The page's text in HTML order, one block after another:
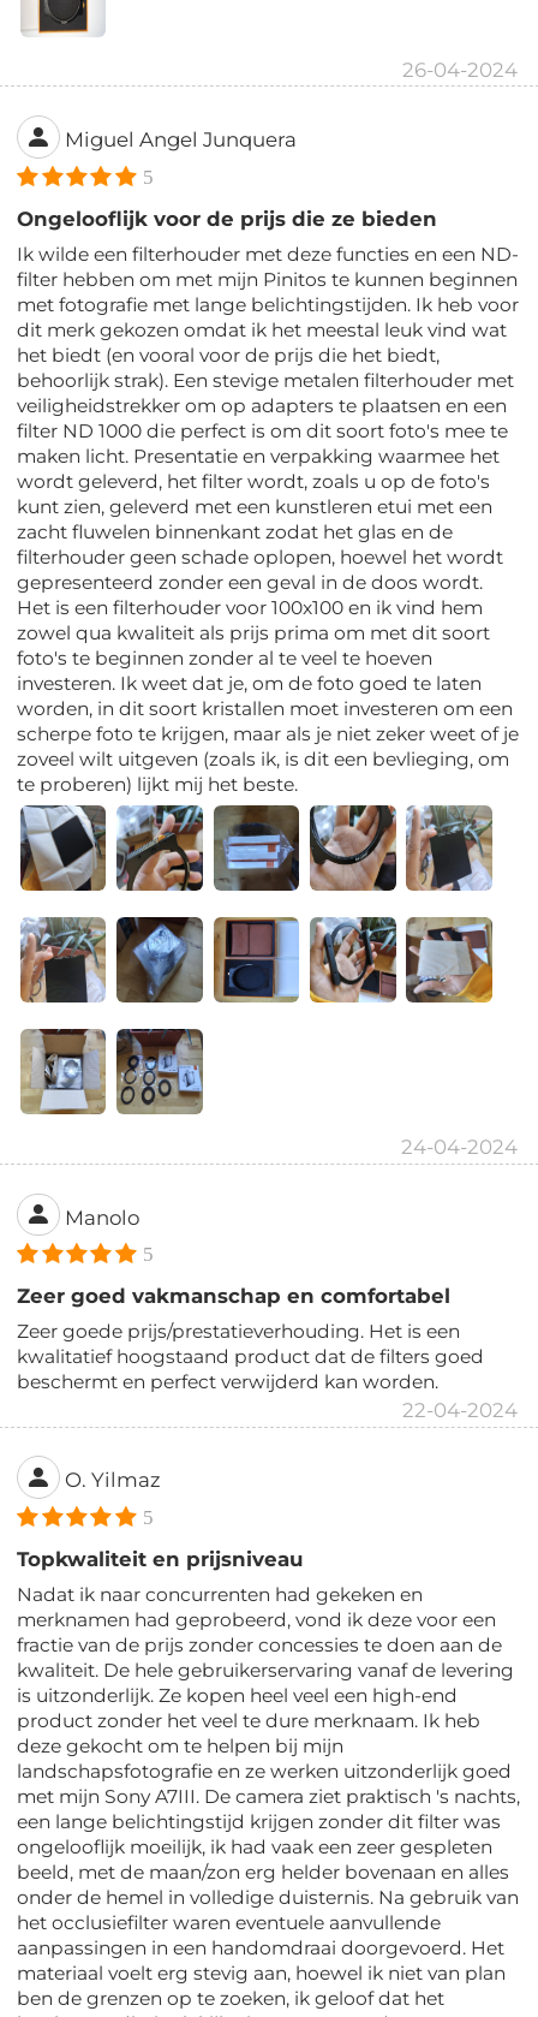
26-04-2024
Miguel Angel Junquera
5
Ongelooflijk voor de prijs die ze bieden
Ik wilde een filterhouder met deze functies en een ND-
filter hebben om met mijn Pinitos te kunnen beginnen
met fotografie met lange belichtingstijden. Ik heb voor
dit merk gekozen omdat ik het meestal leuk vind wat
het biedt (en vooral voor de prijs die het biedt,
behoorlijk strak). Een stevige metalen filterhouder met
veiligheidstrekker om op adapters te plaatsen en een
filter ND 1000 die perfect is om dit soort foto's mee te
maken licht. Presentatie en verpakking waarmee het
wordt geleverd, het filter wordt, zoals u op de foto's
kunt zien, geleverd met een kunstleren etui met een
zacht fluwelen binnenkant zodat het glas en de
filterhouder geen schade oplopen, hoewel het wordt
gepresenteerd zonder een geval in de doos wordt.
Het is een filterhouder voor 100x100 en ik vind hem
zowel qua kwaliteit als prijs prima om met dit soort
foto's te beginnen zonder al te veel te hoeven
investeren. Ik weet dat je, om de foto goed te laten
worden, in dit soort kristallen moet investeren om een
scherpe foto te krijgen, maar als je niet zeker weet of je
zoveel wilt uitgeven (zoals ik, is dit een bevlieging, om
te proberen) lijkt mij het beste.
24-04-2024
Manolo
5
Zeer goed vakmanschap en comfortabel
Zeer goede prijs/prestatieverhouding. Het is een
kwalitatief hoogstaand product dat de filters goed
beschermt en perfect verwijderd kan worden.
22-04-2024
O. Yilmaz
5
Topkwaliteit en prijsniveau
Nadat ik naar concurrenten had gekeken en
merknamen had geprobeerd, vond ik deze voor een
fractie van de prijs zonder concessies te doen aan de
kwaliteit. De hele gebruikerservaring vanaf de levering
is uitzonderlijk. Ze kopen heel veel een high-end
product zonder het veel te dure merknaam. Ik heb
deze gekocht om te helpen bij mijn
landschapsfotografie en ze werken uitzonderlijk goed
met mijn Sony A7III. De camera ziet praktisch 's nachts,
een lange belichtingstijd krijgen zonder dit filter was
ongelooflijk moeilijk, ik had vaak een zeer gespleten
beeld, met de maan/zon erg helder bovenaan en alles
onder de hemel in volledige duisternis. Na gebruik van
het occlusiefilter waren eventuele aanvullende
aanpassingen in een handomdraai doorgevoerd. Het
materiaal voelt erg stevig aan, hoewel ik niet van plan
ben de grenzen op te zoeken, ik geloof dat het